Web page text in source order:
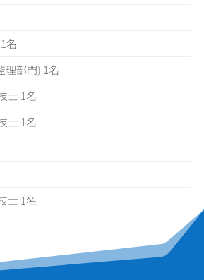
名
理部門) 1名
士 1名
士 1名
士 1名